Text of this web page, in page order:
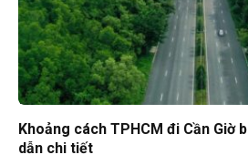
Khoảng cách TPHCM đi Cần Giờ
dẫn chi tiết